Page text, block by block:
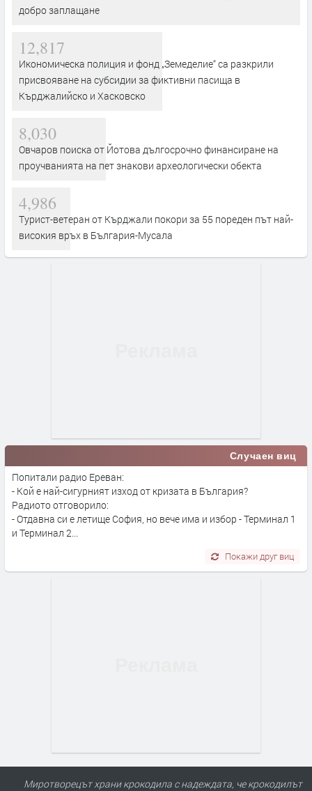
добро заплащане
12,817
Икономическа полиция и фонд „Земеделие“ са разкрили
присвояване на субсидии за фиктивни пасища в
Кърджалийско и Хасковско
8,030
Овчаров поиска от Йотова дългосрочно финансиране на
проучванията на пет знакови археологически обекта
4,986
Турист-ветеран от Кърджали покори за 55 пореден път най-
високия връх в България-Мусала
Случаен виц
Попитали радио Ереван:
- Кой е най-сигурният изход от кризата в България?
Радиото отговорило:
- Отдавна си е летище София, но вече има и избор - Терминал 1
и Терминал 2...
Покажи друг виц
Миротворецът храни крокодила с надеждата, че крокодилът